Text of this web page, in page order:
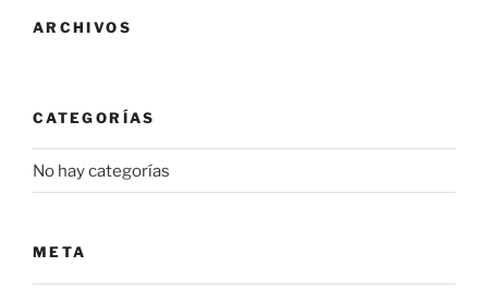
ARCHIVOS
CATEGORÍAS
No hay categorías
META